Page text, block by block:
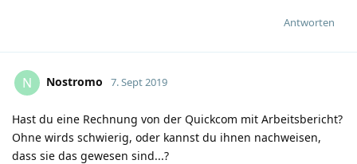
Antworten
N Nostromo 7. Sept 2019
Hast du eine Rechnung von der Quickcom mit Arbeitsbericht?
Ohne wirds schwierig, oder kannst du ihnen nachweisen,
dass sie das gewesen sind...?